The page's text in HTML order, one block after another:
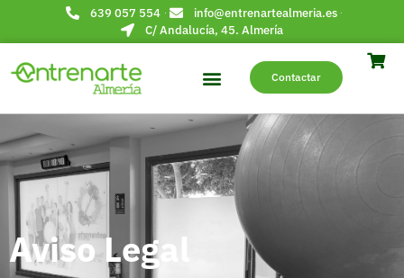
639 057 554
info@entrenartealmeria.es
C/ Andalucía, 45. Almería
Contactar
Aviso Legal